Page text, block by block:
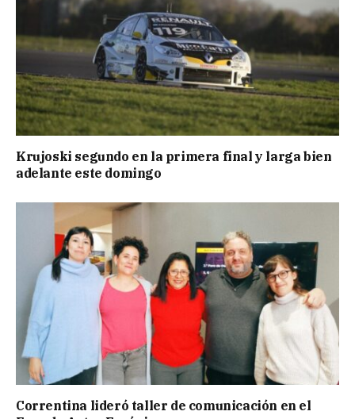
Krujoski segundo en la primera final y larga bien
adelante este domingo
Correntina lideró taller de comunicación en el